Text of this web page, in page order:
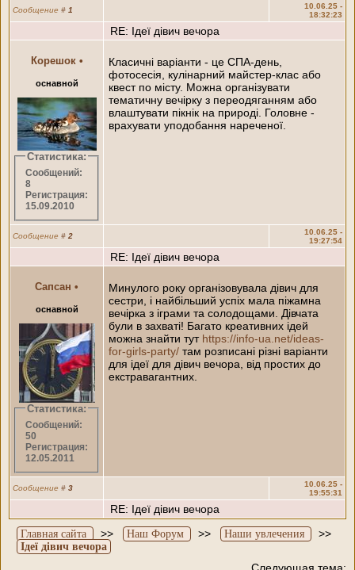
Сообщение # 1
10.06.25 -
18:32:23
RE: Ідеї дівич вечора
Корешок •
оснавной
Статистика:
Сообщений:
8
Регистрация:
15.09.2010
Класичні варіанти - це СПА-день,
фотосесія, кулінарний майстер-клас або
квест по місту. Можна організувати
тематичну вечірку з переодяганням або
влаштувати пікнік на природі. Головне -
врахувати уподобання нареченої.
Сообщение # 2
10.06.25 -
19:27:54
RE: Ідеї дівич вечора
Сапсан •
оснавной
Статистика:
Сообщений:
50
Регистрация:
12.05.2011
Минулого року організовувала дівич для
сестри, і найбільший успіх мала піжамна
вечірка з іграми та солодощами. Дівчата
були в захваті! Багато креативних ідей
можна знайти тут https://info-ua.net/ideas-
for-girls-party/ там розписані різні варіанти
для ідеї для дівич вечора, від простих до
екстравагантних.
Сообщение # 3
10.06.25 -
19:55:31
RE: Ідеї дівич вечора
Главная сайта >> Наш Форум >> Наши увлечения >>
Ідеї дівич вечора
Следующая тема: